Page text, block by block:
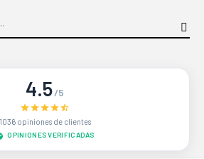
4.5/5
1036 opiniones de clientes
OPINIONES VERIFICADAS